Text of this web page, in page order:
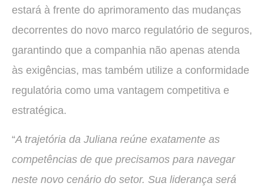
estará à frente do aprimoramento das mudanças
decorrentes do novo marco regulatório de seguros,
garantindo que a companhia não apenas atenda
às exigências, mas também utilize a conformidade
regulatória como uma vantagem competitiva e
estratégica.
“A trajetória da Juliana reúne exatamente as
competências de que precisamos para navegar
neste novo cenário do setor. Sua liderança será